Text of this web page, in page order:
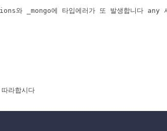
와 _mongo에 타입에러가 또 발생합니다 any
라합시다